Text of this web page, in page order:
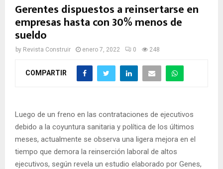
Gerentes dispuestos a reinsertarse en
empresas hasta con 30% menos de
sueldo
by Revista Construir enero 7, 2022 0 248
COMPARTIR
Luego de un freno en las contrataciones de ejecutivos
debido a la coyuntura sanitaria y política de los últimos
meses, actualmente se observa una ligera mejora en el
tiempo que demora la reinserción laboral de altos
ejecutivos, según revela un estudio elaborado por Genes,